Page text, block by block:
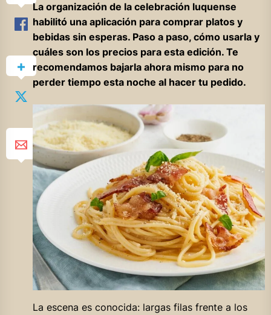
La organización de la celebración luquense
habilitó una aplicación para comprar platos y
bebidas sin esperas. Paso a paso, cómo usarla y
cuáles son los precios para esta edición. Te
recomendamos bajarla ahora mismo para no
perder tiempo esta noche al hacer tu pedido.
La escena es conocida: largas filas frente a los